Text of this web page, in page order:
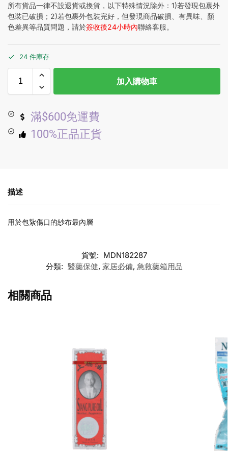
所有貨品一律不設退貨或換貨，以下特殊情況除外：1)若發現包裹外
包裝已破損；2)若包裹外包裝完好，但發現商品破損、有異味、顏
色差異等品質問題，請於簽收後24小時內聯絡客服。
24 件庫存
加入購物車
滿$600免運費
100%正品正貨
描述
用於包紥傷口的紗布最內層
貨號: MDN182287
分類: 醫藥保健, 家居必備, 急救藥箱用品
相關商品